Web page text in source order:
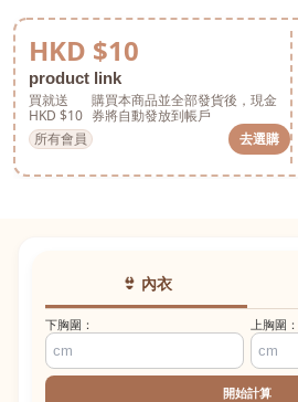
HKD $10
product link
買就送
HKD $10
購買本商品並全部發貨後，現金
券將自動發放到帳戶
所有會員
去選購
👙 內衣
下胸圍： 上胸圍：
開始計算